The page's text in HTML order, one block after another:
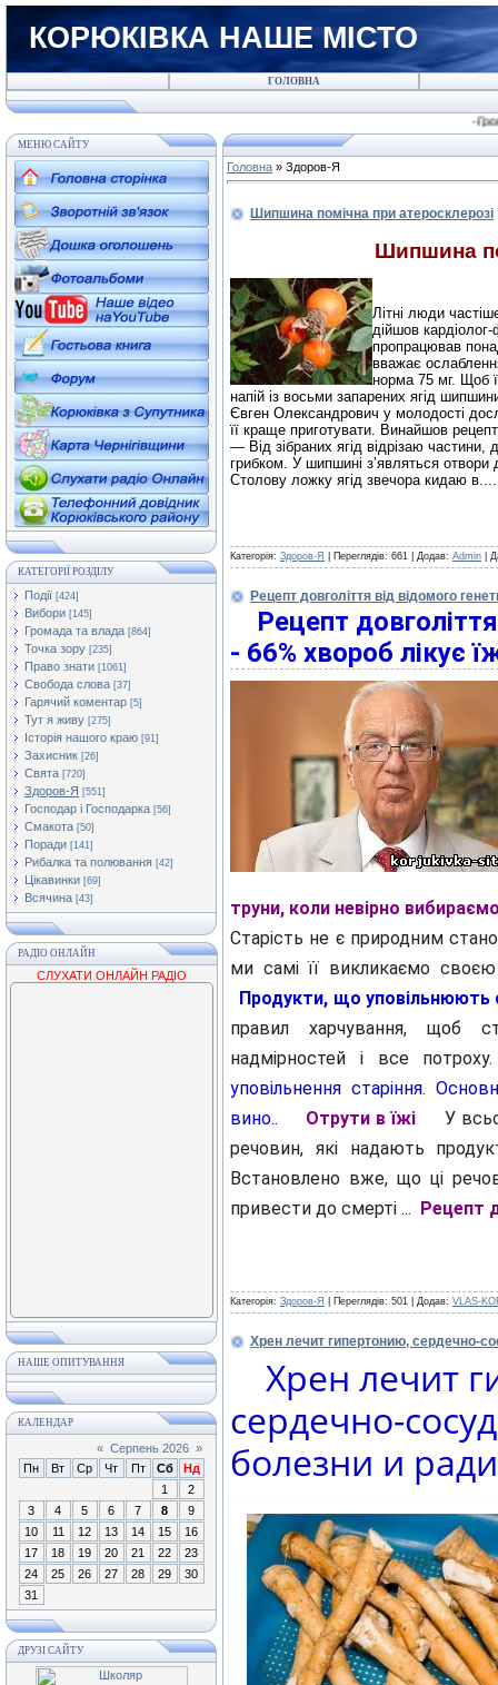
КОРЮКІВКА НАШЕ МІСТО
ГОЛОВНА
-
МЕНЮ САЙТУ
КАТЕГОРІЇ РОЗДІЛУ
Події [424]
Вибори [145]
Громада та влада [864]
Точка зору [235]
Право знати [1061]
Свобода слова [37]
Гарячий коментар [5]
Тут я живу [275]
Історія нашого краю [91]
Захисник [26]
Свята [720]
Здоров-Я [551]
Господар і Господарка [56]
Смакота [50]
Поради [141]
Рибалка та полювання [42]
Цікавинки [69]
Всячина [43]
РАДІО ОНЛАЙН
СЛУХАТИ ОНЛАЙН РАДІО
НАШЕ ОПИТУВАННЯ
КАЛЕНДАР
« Серпень 2026 »
Пн
Вт Ср Чт Пт Сб
Нд
1
2
3
4 5 6 7 8
9
10
11 12 13 14 15
16
17
18 19 20 21 22
23
24
25 26 27 28 29
30
31
ДРУЗІ САЙТУ
Головна » Здоров-Я
Шипшина помічна при атеросклерозі
Шипшина
Літні люди
дійшов
пропрацював
вважає
норма 75 мг. Щоб
напій із восьми запарених ягід
Євген Олександрович у молодості
її краще приготувати. Винайшов
— Від зібраних ягід відрізаю
грибком. У шипшині з’являться
Столову ложку ягід звечора кидаю в....
Категорія: Здоров-Я | Переглядів: 661 | Додав: Admin |
Рецепт довголіття від відомого
Рецепт
- 66% хвороб лікує
труни, коли невірно
Старість не є природним
ми самі її викликаємо
Продукти, що
правил харчування, щоб
надмірностей і все
уповільнення старіння.
вино.. Отрути в їжі
У
речовин, які надають
Встановлено вже, що ці
привести до смерті ... Рецепт
Категорія: Здоров-Я | Переглядів: 501 | Додав: VLAS-
Хрен лечит гипертонию, сердечно-
Хрен лечит
сердечно-
болезни и